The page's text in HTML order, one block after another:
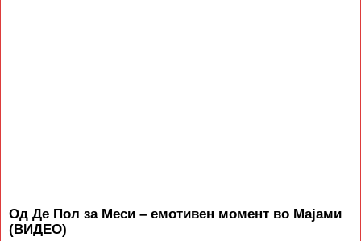
Од Де Пол за Меси – емотивен момент во Мајами
(ВИДЕО)